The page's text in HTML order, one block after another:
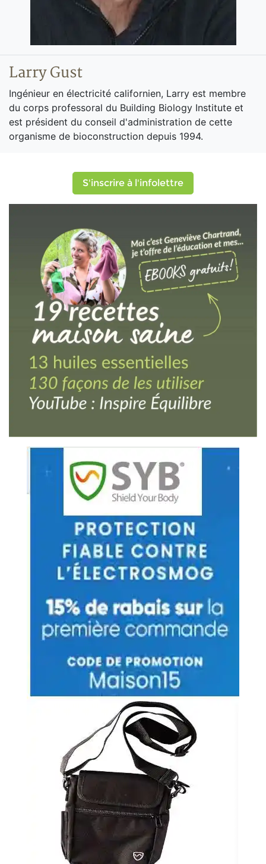
Larry Gust
Ingénieur en électricité californien, Larry est membre
du corps professoral du Building Biology Institute et
est président du conseil d'administration de cette
organisme de bioconstruction depuis 1994.
S'inscrire à l'infolettre